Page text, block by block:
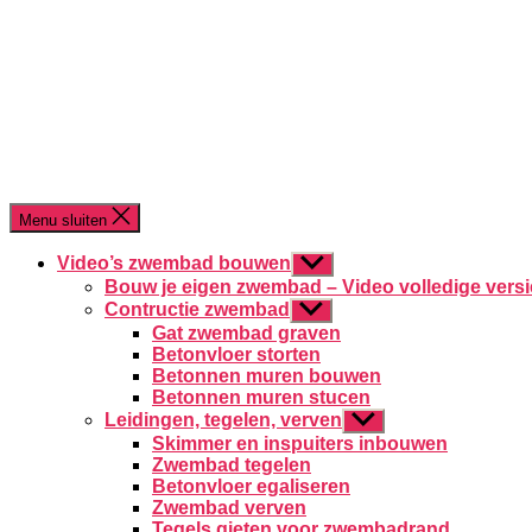
Menu sluiten
Video’s zwembad bouwen Toon
submenu
Bouw je eigen zwembad – Video volledige
Contructie zwembad
Toon
submenu
Gat zwembad graven
Betonvloer storten
Betonnen muren bouwen
Betonnen muren stucen
Leidingen, tegelen, verven Toon
submenu
Skimmer en inspuiters inbouwen
Zwembad tegelen
Betonvloer egaliseren
Zwembad verven